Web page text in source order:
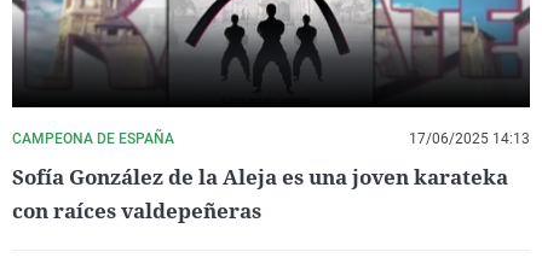
CAMPEONA DE ESPAÑA 17/06/2025 14:13
Sofía González de la Aleja es una joven karateka
con raíces valdepeñeras